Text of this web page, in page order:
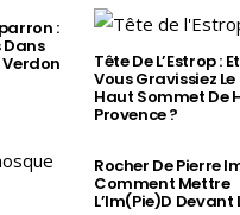
:
Dans
Verdon Tête De L’Estrop :
Vous Gravissiez Le
Haut Sommet De
Provence ?
Rocher De Pierre
Comment Mettre
L’Im(Pie)d Devant